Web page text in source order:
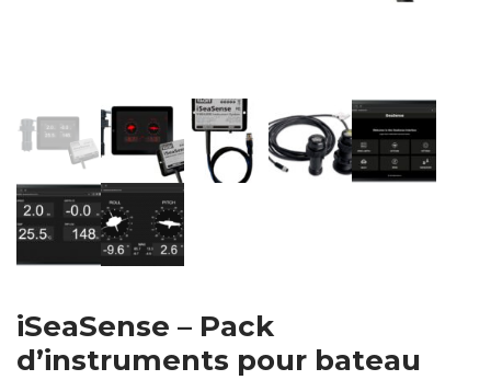
iSeaSense – Pack
d’instruments pour bateau